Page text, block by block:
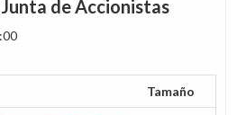
de Accionistas
Tamaño